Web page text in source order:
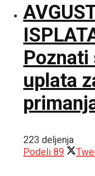
uplata
223 deljenja
Podeli 89